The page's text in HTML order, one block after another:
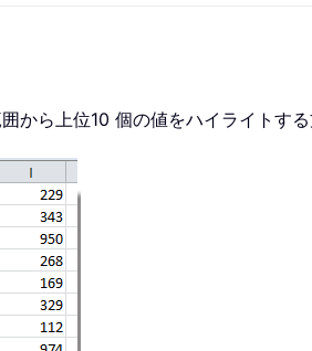
ら上位10 個の値をハイライトする